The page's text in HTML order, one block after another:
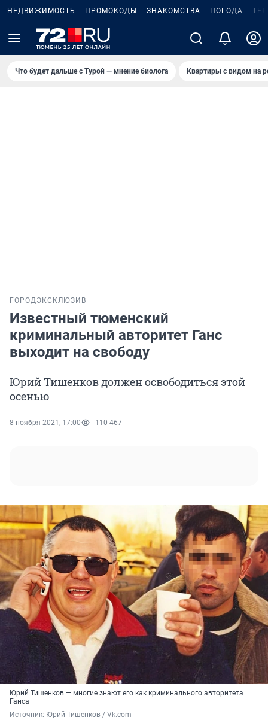
НЕДВИЖИМОСТЬ ПРОМОКОДЫ ЗНАКОМСТВА ПОГОДА
Что будет дальше с Турой — мнение биолога Квартиры с видом на
ГОРОДЭКСКЛЮЗИВ
Известный тюменский
криминальный авторитет Ганс
выходит на свободу
Юрий Тишенков должен освободиться этой
осенью
8 ноября 2021, 17:00 110 467
Юрий Тишенков — многие знают его как криминального авторитета
Ганса
Источник: Юрий Тишенков / Vk.com